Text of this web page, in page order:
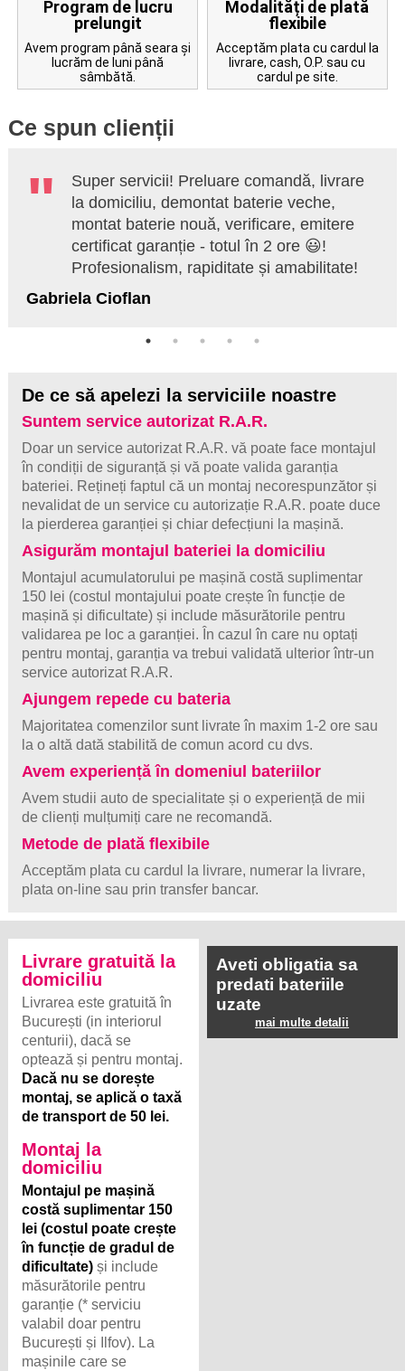
Program de lucru
prelungit
Avem program până seara și
lucrăm de luni până
sâmbătă.
Modalități de plată
flexibile
Acceptăm plata cu cardul la
livrare, cash, O.P. sau cu
cardul pe site.
Ce spun clienții
Super servicii! Preluare comandă, livrare
la domiciliu, demontat baterie veche,
montat baterie nouă, verificare, emitere
certificat garanție - totul în 2 ore 😃!
Profesionalism, rapiditate și amabilitate!
Gabriela Cioflan
De ce să apelezi la serviciile noastre
Suntem service autorizat R.A.R.
Doar un service autorizat R.A.R. vă poate face montajul
în condiții de siguranță și vă poate valida garanția
bateriei. Rețineți faptul că un montaj necorespunzător și
nevalidat de un service cu autorizație R.A.R. poate duce
la pierderea garanției și chiar defecțiuni la mașină.
Asigurăm montajul bateriei la domiciliu
Montajul acumulatorului pe mașină costă suplimentar
150 lei (costul montajului poate crește în funcție de
mașină și dificultate) și include măsurătorile pentru
validarea pe loc a garanției. În cazul în care nu optați
pentru montaj, garanția va trebui validată ulterior într-un
service autorizat R.A.R.
Ajungem repede cu bateria
Majoritatea comenzilor sunt livrate în maxim 1-2 ore sau
la o altă dată stabilită de comun acord cu dvs.
Avem experiență în domeniul bateriilor
Avem studii auto de specialitate și o experiență de mii
de clienți mulțumiți care ne recomandă.
Metode de plată flexibile
Acceptăm plata cu cardul la livrare, numerar la livrare,
plata on-line sau prin transfer bancar.
Livrare gratuită la
domiciliu
Livrarea este gratuită în
București (in interiorul
centurii), dacă se
optează și pentru montaj.
Dacă nu se dorește
montaj, se aplică o taxă
de transport de 50 lei.
Montaj la
domiciliu
Montajul pe mașină
costă suplimentar 150
lei (costul poate crește
în funcție de gradul de
dificultate) și include
măsurătorile pentru
garanție (* serviciu
valabil doar pentru
București și Ilfov). La
mașinile care se
Aveti obligatia sa
predati bateriile
uzate
mai multe detalii